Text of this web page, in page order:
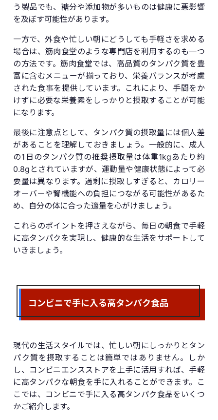
う製品でも、糖分や添加物が多いものは健康に悪影響
を及ぼす可能性があります。
一方で、外食や忙しい朝にどうしても手軽さを求める
場合は、筋肉食堂のような専門店を利用するのも一つ
の方法です。筋肉食堂では、高品質のタンパク質を豊
富に含むメニューが揃っており、栄養バランスが考慮
された食事を提供しています。これにより、手間をか
けずに必要な栄養素をしっかりと摂取することが可能
になります。
最後に注意点として、タンパク質の摂取量には個人差
があることを理解しておきましょう。一般的に、成人
の1日のタンパク質の推奨摂取量は体重1kgあたり約
0.8gとされていますが、運動量や健康状態によって必
要量は異なります。過剰に摂取しすぎると、カロリー
オーバーや腎機能への負担につながる可能性があるた
め、自分の体に合った適量を心がけましょう。
これらのポイントを押さえながら、毎日の朝食で手軽
に高タンパクを実現し、健康的な生活をサポートして
いきましょう。
コンビニで手に入る高タンパク食品
現代の生活スタイルでは、忙しい朝にしっかりとタン
パク質を摂取することは簡単ではありません。しか
し、コンビニエンスストアを上手に活用すれば、手軽
に高タンパクな朝食を手に入れることができます。こ
こでは、コンビニで手に入る高タンパク食品をいくつ
かご紹介します。